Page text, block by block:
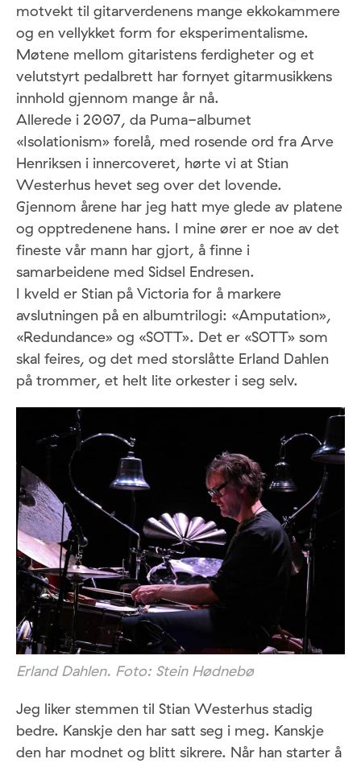
motvekt til gitarverdenens mange ekkokammere
og en vellykket form for eksperimentalisme.
Møtene mellom gitaristens ferdigheter og et
velutstyrt pedalbrett har fornyet gitarmusikkens
innhold gjennom mange år nå.
Allerede i 2007, da Puma-albumet
«Isolationism» forelå, med rosende ord fra Arve
Henriksen i innercoveret, hørte vi at Stian
Westerhus hevet seg over det lovende.
Gjennom årene har jeg hatt mye glede av platene
og opptredenene hans. I mine ører er noe av det
fineste vår mann har gjort, å finne i
samarbeidene med Sidsel Endresen.
I kveld er Stian på Victoria for å markere
avslutningen på en albumtrilogi: «Amputation»,
«Redundance» og «SOTT». Det er «SOTT» som
skal feires, og det med storslåtte Erland Dahlen
på trommer, et helt lite orkester i seg selv.
Erland Dahlen. Foto: Stein Hødnebø
Jeg liker stemmen til Stian Westerhus stadig
bedre. Kanskje den har satt seg i meg. Kanskje
den har modnet og blitt sikrere. Når han starter å